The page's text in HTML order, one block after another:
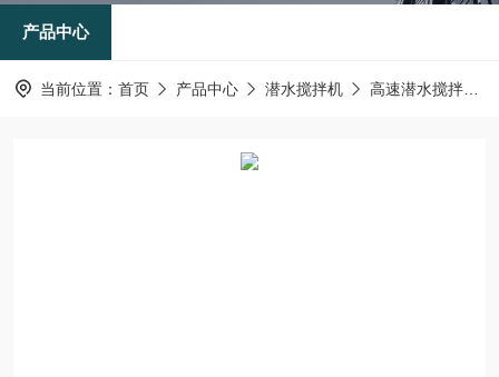
产品中心
当前位置： 首页 产品中心 潜水搅拌机 高速潜水搅拌机